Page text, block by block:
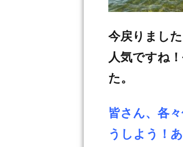
今戻りました
人気ですね
た。
皆さん、各
うしよう！